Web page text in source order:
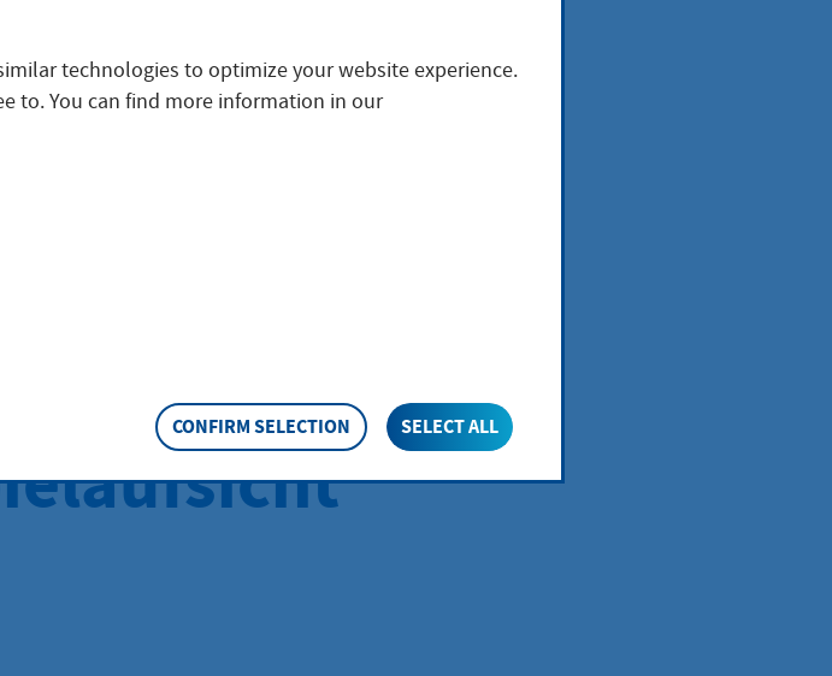
Sicherheit
-
Referat
technologies to optimize your website experience.
to. You can find more information in our
CONFIRM SELECTION SELECT ALL